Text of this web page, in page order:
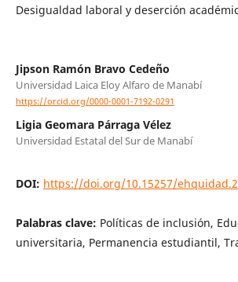
Desigualdad laboral y deserción
Jipson Ramón Bravo Cedeño
Universidad Laica Eloy Alfaro de Manabí
https://orcid.org/0000-0001-7192-0291
Ligia Geomara Párraga Vélez
Universidad Estatal del Sur de Manabí
DOI: https://doi.org/10.15257/
Palabras clave: Políticas de inclusión,
universitaria, Permanencia estudiantil,